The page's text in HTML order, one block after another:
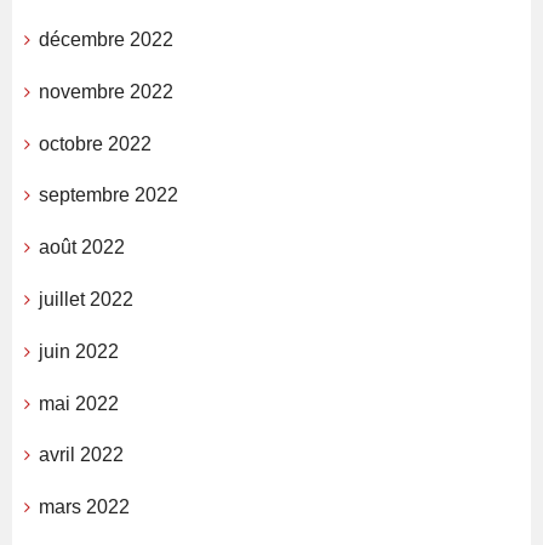
décembre 2022
novembre 2022
octobre 2022
septembre 2022
août 2022
juillet 2022
juin 2022
mai 2022
avril 2022
mars 2022